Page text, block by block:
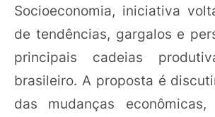
Socioeconomia, iniciativa
de tendências, gargalos e
principais cadeias
brasileiro. A proposta é
das mudanças econômicas,